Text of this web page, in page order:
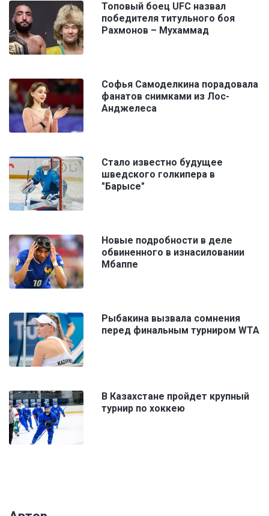
Топовый боец UFC назвал
победителя титульного боя
Рахмонов – Мухаммад
Софья Самоделкина порадовала
фанатов снимками из Лос-
Анджелеса
Стало известно будущее
шведского голкипера в
"Барысе"
Новые подробности в деле
обвиненного в изнасиловании
Мбаппе
Рыбакина вызвала сомнения
перед финальным турниром WTA
В Казахстане пройдет крупный
турнир по хоккею